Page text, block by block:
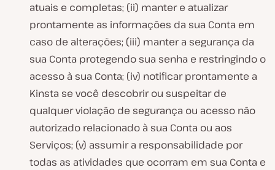
atuais e completas; (ii) manter e atualizar
prontamente as informações da sua Conta em
caso de alterações; (iii) manter a segurança da
sua Conta protegendo sua senha e restringindo o
acesso à sua Conta; (iv) notificar prontamente a
Kinsta se você descobrir ou suspeitar de
qualquer violação de segurança ou acesso não
autorizado relacionado à sua Conta ou aos
Serviços; (v) assumir a responsabilidade por
todas as atividades que ocorram em sua Conta e